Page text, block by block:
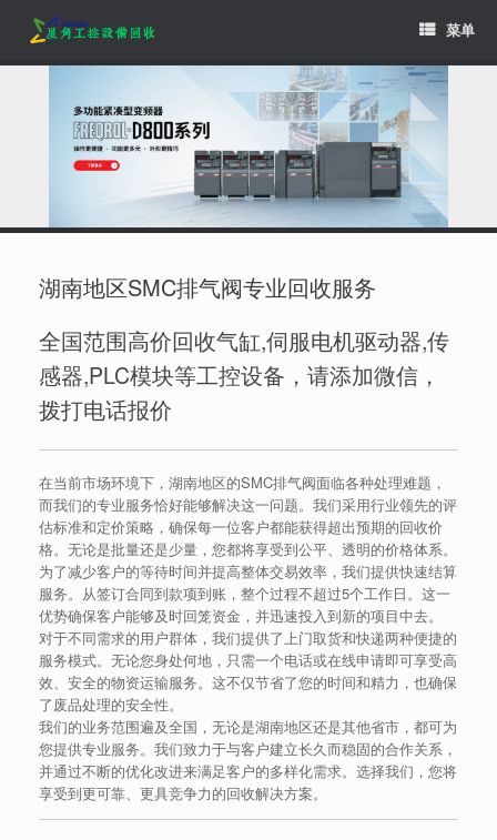
content
菜单
湖南地区SMC排气阀专业回收服务
全国范围高价回收气缸,伺服电机驱动器,传
感器,PLC模块等工控设备，请添加微信，
拨打电话报价
在当前市场环境下，湖南地区的SMC排气阀面临各种处理难题，
而我们的专业服务恰好能够解决这一问题。我们采用行业领先的评
估标准和定价策略，确保每一位客户都能获得超出预期的回收价
格。无论是批量还是少量，您都将享受到公平、透明的价格体系。
为了减少客户的等待时间并提高整体交易效率，我们提供快速结算
服务。从签订合同到款项到账，整个过程不超过5个工作日。这一
优势确保客户能够及时回笼资金，并迅速投入到新的项目中去。
对于不同需求的用户群体，我们提供了上门取货和快递两种便捷的
服务模式。无论您身处何地，只需一个电话或在线申请即可享受高
效、安全的物资运输服务。这不仅节省了您的时间和精力，也确保
了废品处理的安全性。
我们的业务范围遍及全国，无论是湖南地区还是其他省市，都可为
您提供专业服务。我们致力于与客户建立长久而稳固的合作关系，
并通过不断的优化改进来满足客户的多样化需求。选择我们，您将
享受到更可靠、更具竞争力的回收解决方案。